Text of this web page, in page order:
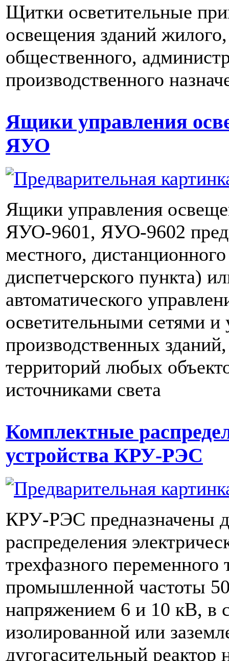
Щитки осветительные
освещения зданий жилого,
общественного,
производственного
Ящики управления
ЯУО
Ящики управления
ЯУО-9601, ЯУО-9602
местного,
диспетчерского пункта)
автоматического
осветительными сетями и
производственных
территорий любых
источниками света
Комплектные
устройства КРУ-РЭС
КРУ-РЭС предназначены
распределения
трехфазного переменного
промышленной частоты
напряжением 6 и 10 кВ, в
изолированной или
дугогасительный реактор